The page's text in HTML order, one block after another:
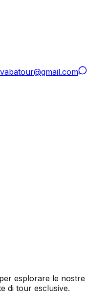
esplorare le nostre
di tour esclusive.